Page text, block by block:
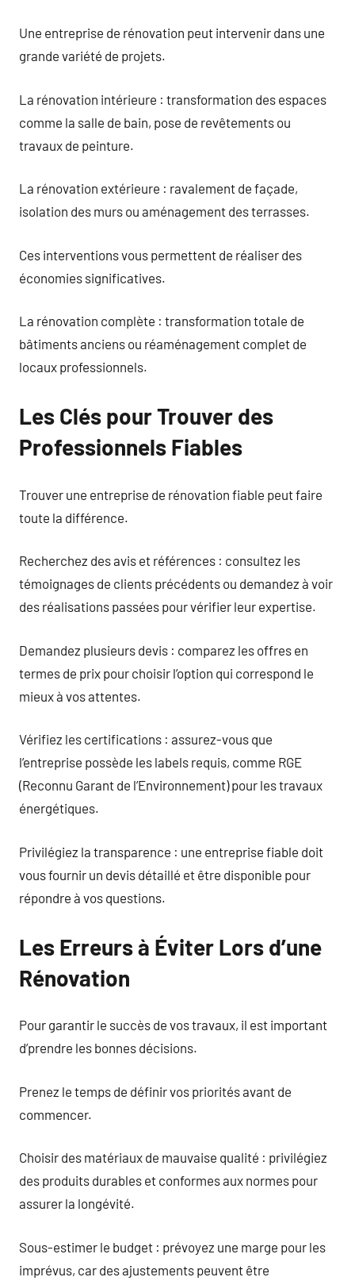
Une entreprise de rénovation peut intervenir dans une
grande variété de projets.
La rénovation intérieure : transformation des espaces
comme la salle de bain, pose de revêtements ou
travaux de peinture.
La rénovation extérieure : ravalement de façade,
isolation des murs ou aménagement des terrasses.
Ces interventions vous permettent de réaliser des
économies significatives.
La rénovation complète : transformation totale de
bâtiments anciens ou réaménagement complet de
locaux professionnels.
Les Clés pour Trouver des
Professionnels Fiables
Trouver une entreprise de rénovation fiable peut faire
toute la différence.
Recherchez des avis et références : consultez les
témoignages de clients précédents ou demandez à voir
des réalisations passées pour vérifier leur expertise.
Demandez plusieurs devis : comparez les offres en
termes de prix pour choisir l’option qui correspond le
mieux à vos attentes.
Vérifiez les certifications : assurez-vous que
l’entreprise possède les labels requis, comme RGE
(Reconnu Garant de l’Environnement) pour les travaux
énergétiques.
Privilégiez la transparence : une entreprise fiable doit
vous fournir un devis détaillé et être disponible pour
répondre à vos questions.
Les Erreurs à Éviter Lors d’une
Rénovation
Pour garantir le succès de vos travaux, il est important
d’prendre les bonnes décisions.
Prenez le temps de définir vos priorités avant de
commencer.
Choisir des matériaux de mauvaise qualité : privilégiez
des produits durables et conformes aux normes pour
assurer la longévité.
Sous-estimer le budget : prévoyez une marge pour les
imprévus, car des ajustements peuvent être